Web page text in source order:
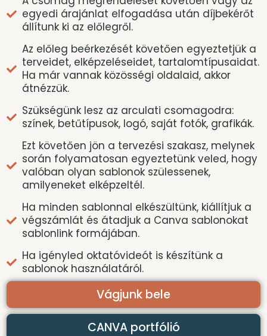
egyedi árajánlat elfogadása után díjbekérőt
állítunk ki az előlegről.
Az előleg beérkezését követően egyeztetjük a
terveidet, elképzeléseidet, tartalomtípusaidat.
Ha már vannak közösségi oldalaid, akkor
átnézzük.
Szükségünk lesz az arculati csomagodra:
színek, betűtípusok, logó, saját fotók, grafikák.
Ezt követően jön a tervezési szakasz, melynek
során folyamatosan egyeztetünk veled, hogy
valóban olyan sablonok szülessenek,
amilyeneket elképzeltél.
Ha minden sablonnal elkészültünk, kiállítjuk a
végszámlát és átadjuk a Canva sablonokat
sablonlink formájában.
Ha igényled oktatóvideót is készítünk a
sablonok használatáról.
Vágjunk bele
CANVA portfólió